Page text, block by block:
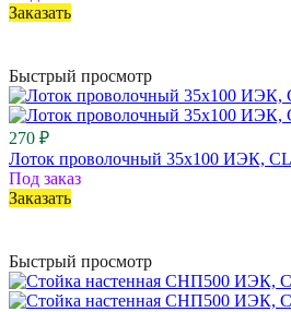
Заказать
Быстрый просмотр
270 ₽
Лоток проволочный 35х100 ИЭК,
Под заказ
Заказать
Быстрый просмотр